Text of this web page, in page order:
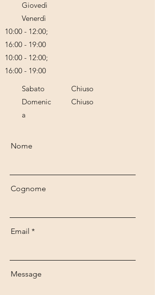
Giovedì
Venerdì
10:00 - 12:00;
16:00 - 19:00
10:00 - 12:00;
16:00 - 19:00
Sabato
Chiuso
Domenic
a
Chiuso
Nome
Cognome
Email
Message